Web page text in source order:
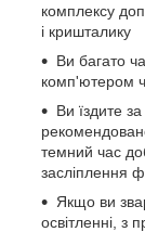
комплексу
і кришталику
Ви багато
комп'ютером
Ви їздите
темний час
засліплення
Якщо ви
освітленні, з